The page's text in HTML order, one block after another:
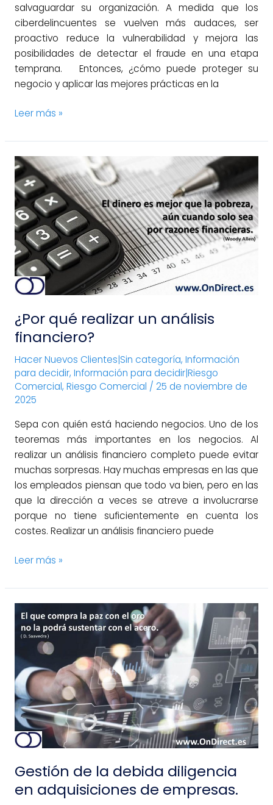
salvaguardar su organización. A medida que los
ciberdelincuentes se vuelven más audaces, ser
proactivo reduce la vulnerabilidad y mejora las
posibilidades de detectar el fraude en una etapa
temprana. Entonces, ¿cómo puede proteger su
negocio y aplicar las mejores prácticas en la
Leer más »
¿Por qué realizar un análisis
financiero?
Hacer Nuevos Clientes|Sin categoría, Información
para decidir, Información para decidir|Riesgo
Comercial, Riesgo Comercial / 25 de noviembre de
2025
Sepa con quién está haciendo negocios. Uno de los
teoremas más importantes en los negocios. Al
realizar un análisis financiero completo puede evitar
muchas sorpresas. Hay muchas empresas en las que
los empleados piensan que todo va bien, pero en las
que la dirección a veces se atreve a involucrarse
porque no tiene suficientemente en cuenta los
costes. Realizar un análisis financiero puede
¿Por
qué
realizar
un
análisis
financiero?
Leer más »
Gestión de la debida diligencia
en adquisiciones de empresas.
Gestión
de
la
debida
diligencia
en
adquisiciones
de
empresas.